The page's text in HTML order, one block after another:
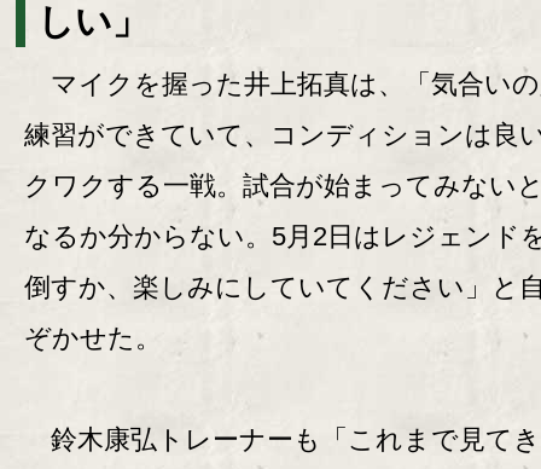
しい」
マイクを握った井上拓真は、「気合い
練習ができていて、コンディションは良
クワクする一戦。試合が始まってみない
なるか分からない。5月2日はレジェンド
倒すか、楽しみにしていてください」と
ぞかせた。
鈴木康弘トレーナーも「これまで見て